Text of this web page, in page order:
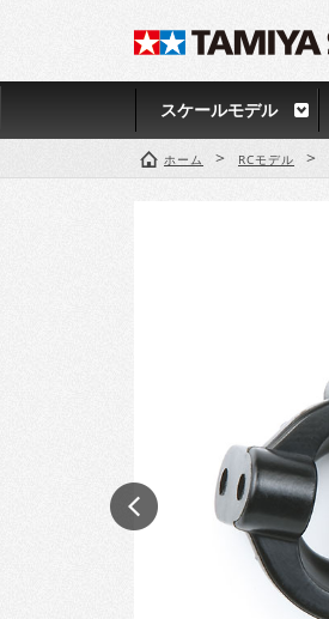
スケールモデル
ホーム > RCモデル >